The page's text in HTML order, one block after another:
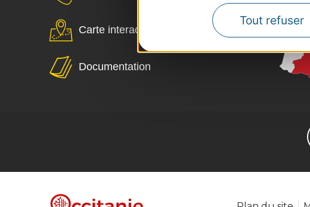
Tout refuser
Carte interactive
Documentation